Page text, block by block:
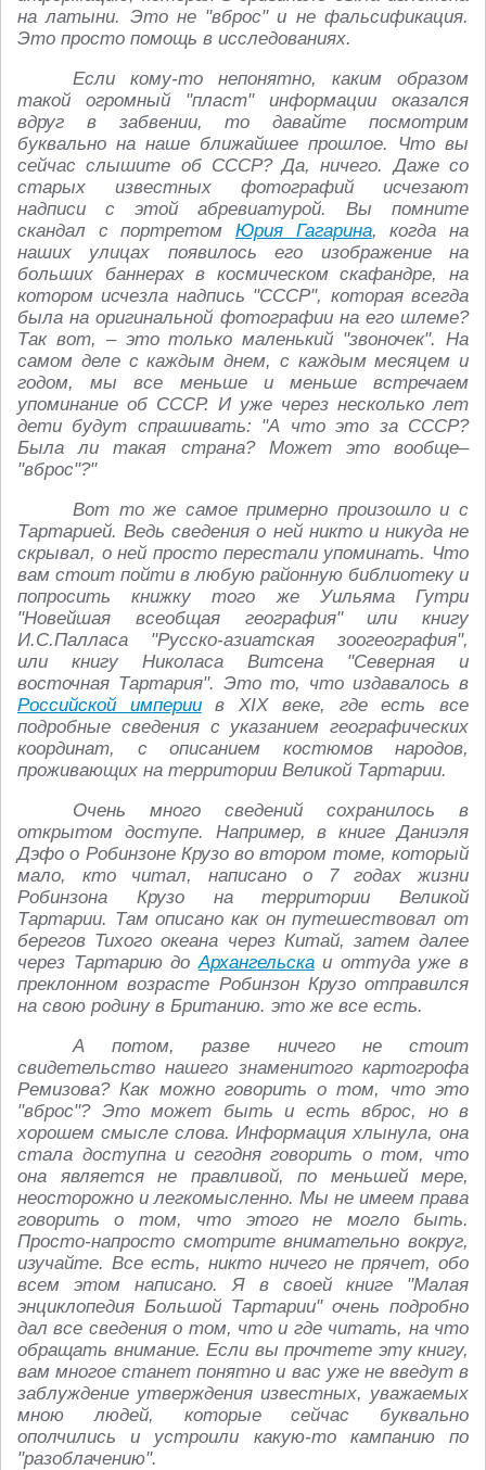
на латыни. Это не "вброс" и не фальсификация.
Это просто помощь в исследованиях.
Если кому-то непонятно, каким образом
такой огромный "пласт" информации оказался
вдруг в забвении, то давайте посмотрим
буквально на наше ближайшее прошлое. Что вы
сейчас слышите об СССР? Да, ничего. Даже со
старых известных фотографий исчезают
надписи с этой абревиатурой. Вы помните
скандал с портретом Юрия Гагарина, когда на
наших улицах появилось его изображение на
больших баннерах в космическом скафандре, на
котором исчезла надпись "СССР", которая всегда
была на оригинальной фотографии на его шлеме?
Так вот, – это только маленький "звоночек". На
самом деле с каждым днем, с каждым месяцем и
годом, мы все меньше и меньше встречаем
упоминание об СССР. И уже через несколько лет
дети будут спрашивать: "А что это за СССР?
Была ли такая страна? Может это вообще–
"вброс"?"
Вот то же самое примерно произошло и с
Тартарией. Ведь сведения о ней никто и никуда не
скрывал, о ней просто перестали упоминать. Что
вам стоит пойти в любую районную библиотеку и
попросить книжку того же Уильяма Гутри
"Новейшая всеобщая география" или книгу
И.С.Палласа "Русско-азиатская зоогеография",
или книгу Николаса Витсена "Северная и
восточная Тартария". Это то, что издавалось в
Российской империив XIX веке, где есть все
подробные сведения с указанием географических
координат, с описанием костюмов народов,
проживающих на территории Великой Тартарии.
Очень много сведений сохранилось в
открытом доступе. Например, в книге Даниэля
Дэфо о Робинзоне Крузо во втором томе, который
мало, кто читал, написано о 7 годах жизни
Робинзона Крузо на территории Великой
Тартарии. Там описано как он путешествовал от
берегов Тихого океана через Китай, затем далее
через Тартарию доАрхангельскаи оттуда уже в
преклонном возрасте Робинзон Крузо отправился
на свою родину в Британию. это же все есть.
А потом, разве ничего не стоит
свидетельство нашего знаменитого картогрофа
Ремизова? Как можно говорить о том, что это
"вброс"? Это может быть и есть вброс, но в
хорошем смысле слова. Информация хлынула, она
стала доступна и сегодня говорить о том, что
она является не правливой, по меньшей мере,
неосторожно и легкомысленно. Мы не имеем права
говорить о том, что этого не могло быть.
Просто-напросто смотрите внимательно вокруг,
изучайте. Все есть, никто ничего не прячет, обо
всем этом написано. Я в своей книге "Малая
энциклопедия Большой Тартарии" очень подробно
дал все сведения о том, что и где читать, на что
обращать внимание. Если вы прочтете эту книгу,
вам многое станет понятно и вас уже не введут в
заблуждение утверждения известных, уважаемых
мною людей, которые сейчас буквально
ополчились и устроили какую-то кампанию по
"разоблачению".